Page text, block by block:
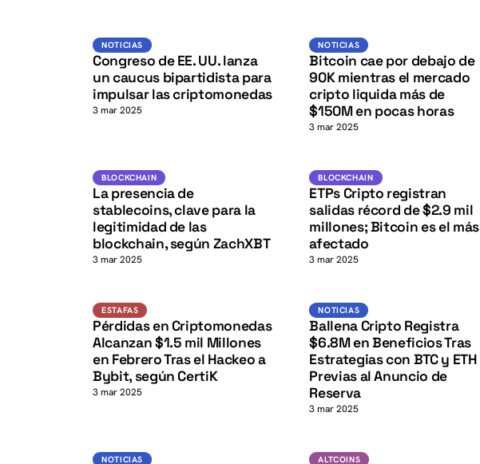
Noticias
NOTICIAS
Congreso de EE. UU. lanza
un caucus bipartidista para
impulsar las criptomonedas
3 mar 2025
NOTICIAS BTC
NOTICIAS
Bitcoin cae por debajo de
90K mientras el mercado
cripto liquida más de
$150M en pocas horas
3 mar 2025
BLOCKCHAINUSDK
BLOCKCHAIN
La presencia de
stablecoins, clave para la
legitimidad de las
blockchain, según ZachXBT
3 mar 2025
BLOCKCHAIN BTC
K
BLOCKCHAIN
ETPs Cripto registran
salidas récord de $2.9 mil
millones; Bitcoin es el más
afectado
3 mar 2025
K
ESTAFAS
Pérdidas en Criptomonedas
Alcanzan $1.5 mil Millones
en Febrero Tras el Hackeo a
Bybit, según CertiK
3 mar 2025
NOTICIAS K
NOTICIAS
Ballena Cripto Registra
$6.8M en Beneficios Tras
Estrategias con BTC y ETH
Previas al Anuncio de
Reserva
3 mar 2025
Noticias
NOTICIAS ALTCOINS
ALTCOINS